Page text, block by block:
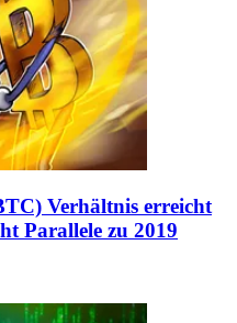
Verhältnis erreicht
Parallele zu 2019